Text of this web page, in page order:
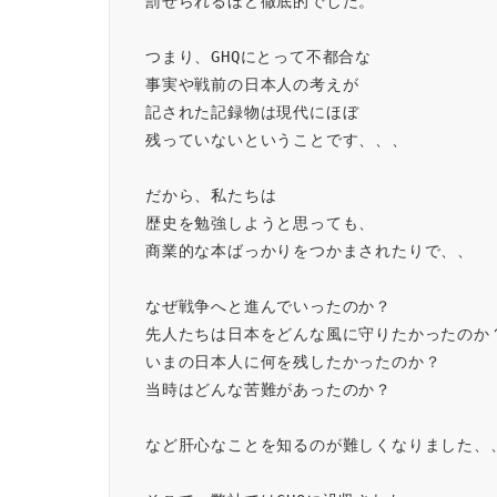
つまり、GHQにとって不都合な
事実や戦前の日本人の考えが
記された記録物は現代にほぼ
残っていないということです、、、
だから、私たちは
歴史を勉強しようと思っても、
商業的な本ばっかりをつかまされたりで、、
なぜ戦争へと進んでいったのか？
先人たちは日本をどんな風に守りたかったのか
いまの日本人に何を残したかったのか？
当時はどんな苦難があったのか？
など肝心なことを知るのが難しくなりました、